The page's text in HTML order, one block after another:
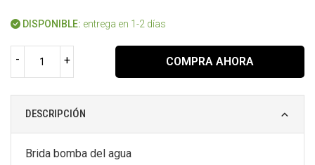
DISPONIBLE: entrega en 1-2 días
- + COMPRA AHORA
DESCRIPCIÓN
Brida bomba del agua